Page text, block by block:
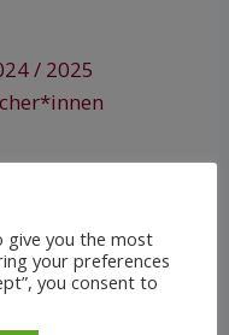
/ 2025
give you the most
your preferences
you consent to